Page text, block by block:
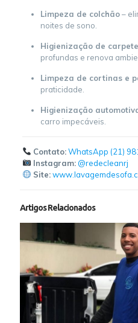
Limpeza de colchão–
noites de sono.
Higienização de
profundas e renova
Limpeza de cortinas e
praticidade.
Higienização
carro impecáveis.
Contato: WhatsApp (21)
Instagram: @redecleanrj
Site:
Artigos Relacionados